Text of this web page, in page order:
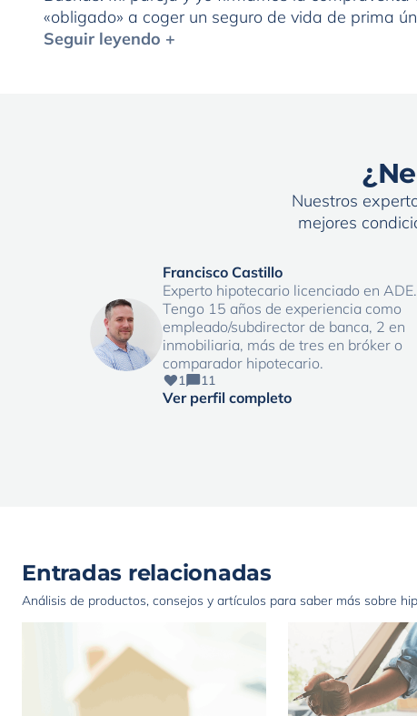
«obligado» a coger un seguro de vida de prima
al derecho de desistimiento antes de los 30 días.
Seguir leyendo +
Nuestros
mejores
Francisco Castillo
Experto hipotecario licenciado en ADE.
Tengo 15 años de experiencia como
empleado/subdirector de banca, 2 en
inmobiliaria, más de tres en bróker o
comparador hipotecario.
1 11
Ver perfil completo
Entradas relacionadas
Análisis de productos, consejos y artículos para saber más sobre